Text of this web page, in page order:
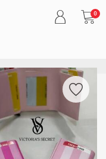
0